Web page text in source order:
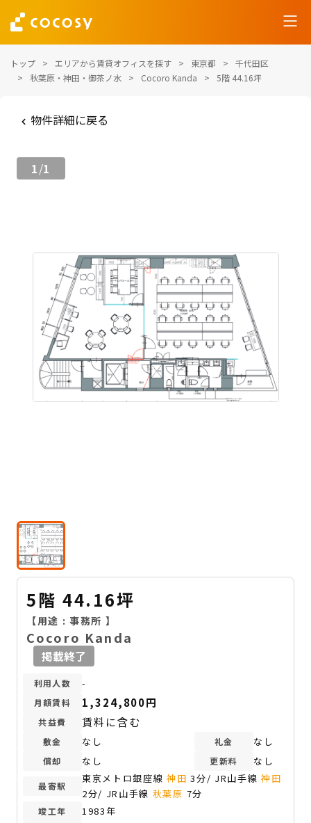
トップ エリアから賃貸オフィスを探す 東京都
千代田区
秋葉原・神田・御茶ノ水
Cocoro Kanda 5階 44.16坪
物件詳細に戻る
1/1
5階 44.16坪
【用途 :事務所 】
Cocoro Kanda
掲載終了
利用人数 -
月額賃料 1,324,800円
共益費 賃料に含む
敷金 なし 礼金 なし
償却 なし 更新料 なし
最寄駅
東京メトロ銀座線神田 3分/ JR山手線 神田
2分/ JR山手線 秋葉原 7分
竣工年 1983年